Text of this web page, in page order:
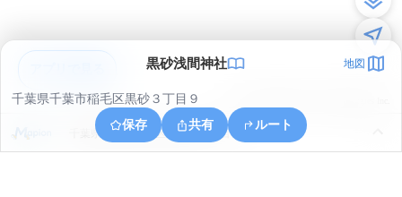
黒砂浅間神社 地図
千葉県千葉市稲毛区黒砂３丁目９
保存
共有 ルート
千葉県千葉市中央区中央港１丁目１